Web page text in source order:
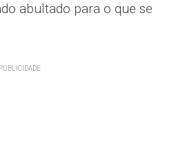
abultado para o que se